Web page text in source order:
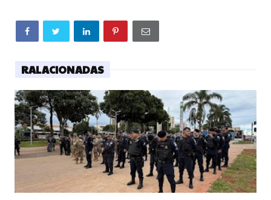
RALACIONADAS